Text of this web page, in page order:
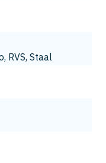
RVS, Staal